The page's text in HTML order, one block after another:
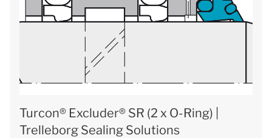
Turcon® Excluder® SR (2 x O-Ring) |
Trelleborg Sealing Solutions